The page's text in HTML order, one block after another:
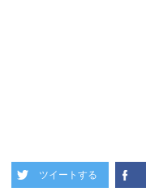
ツイートする